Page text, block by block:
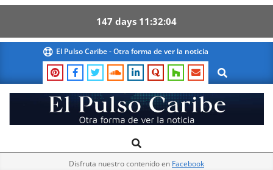
147 days 11 32 03
content
El Pulso Caribe - Otra forma de ver la noticia
Search
El
Pulso
Navigation
Search
Disfruta nuestro contenido en Facebook